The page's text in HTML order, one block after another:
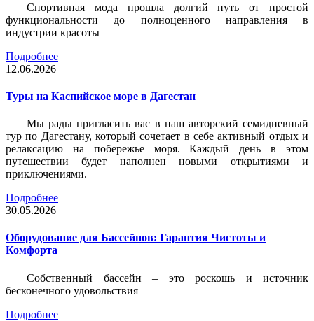
Спортивная мода прошла долгий путь от простой
функциональности до полноценного направления в
индустрии красоты
Подробнее
12.06.2026
Туры на Каспийское море в Дагестан
Мы рады пригласить вас в наш авторский семидневный
тур по Дагестану, который сочетает в себе активный отдых и
релаксацию на побережье моря. Каждый день в этом
путешествии будет наполнен новыми открытиями и
приключениями.
Подробнее
30.05.2026
Оборудование для Бассейнов: Гарантия Чистоты и
Комфорта
Собственный бассейн – это роскошь и источник
бесконечного удовольствия
Подробнее